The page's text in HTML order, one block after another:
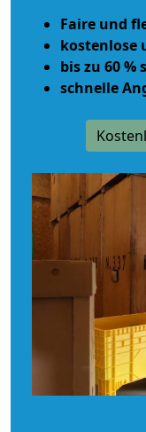
Faire und
kostenlose
bis zu 60 %
schnelle